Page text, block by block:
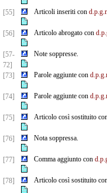
[55] Articoli inseriti con
[56] Articolo abrogato con
[57-
72]
Note soppresse.
[73] Parole aggiunte con
[74] Parole aggiunte con
[75] Articolo così sostituito
[76] Nota soppressa.
[77] Comma aggiunto con
[78] Articolo così sostituito